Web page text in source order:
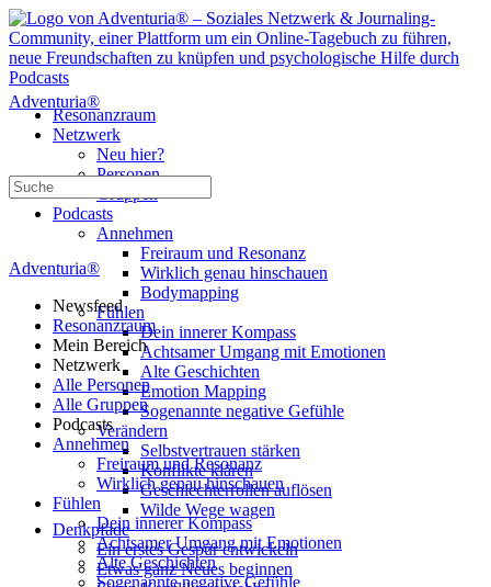
Resonanzraum
Netzwerk
Neu hier?
Personen
Gruppen
Podcasts
Annehmen
Freiraum und Resonanz
Wirklich genau hinschauen
Bodymapping
Fühlen
Dein innerer Kompass
Achtsamer Umgang mit Emotionen
Alte Geschichten
Emotion Mapping
Sogenannte negative Gefühle
Verändern
Selbstvertrauen stärken
Konflikte klären
Geschlechterrollen auflösen
Wilde Wege wagen
Denkpfade
Ein erstes Gespür entwickeln
Etwas ganz Neues beginnen
Adventuria®
Suche
nach:
Adventuria®
Newsfeed
Resonanzraum
Mein Bereich
Netzwerk
Alle Personen
Alle Gruppen
Podcasts
Annehmen
Freiraum und Resonanz
Wirklich genau hinschauen
Fühlen
Dein innerer Kompass
Achtsamer Umgang mit Emotionen
Alte Geschichten
Sogenannte negative Gefühle